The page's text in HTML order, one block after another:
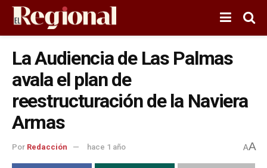
La Audiencia de Las Palmas
avala el plan de
reestructuración de la Naviera
Armas
Por Redacción hace 1 año AA